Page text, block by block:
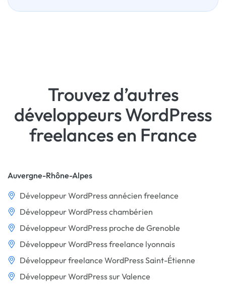
Trouvez d’autres
développeurs WordPress
freelances en France
Auvergne-Rhône-Alpes
Développeur WordPress annécien freelance
Développeur WordPress chambérien
Développeur WordPress proche de Grenoble
Développeur WordPress freelance lyonnais
Développeur freelance WordPress Saint-Étienne
Développeur WordPress sur Valence